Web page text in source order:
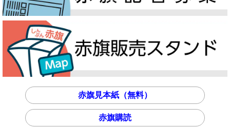
赤旗見本紙（無料）
赤旗購読